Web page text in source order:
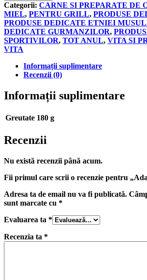
Categorii: CARNE SI PREPARATE DE
MIEL, PENTRU GRILL, PRODUSE
PRODUSE DEDICATE ETNIEI
DEDICATE GURMANZILOR,
SPORTIVILOR, TOT ANUL, VITA SI
VITA
Informații suplimentare
Recenzii (0)
Informații suplimentare
Greutate 180 g
Recenzii
Nu există recenzii până acum.
Fii primul care scrii o recenzie pentru
Adresa ta de email nu va fi publicată.
sunt marcate cu *
Evaluarea ta *
Recenzia ta *